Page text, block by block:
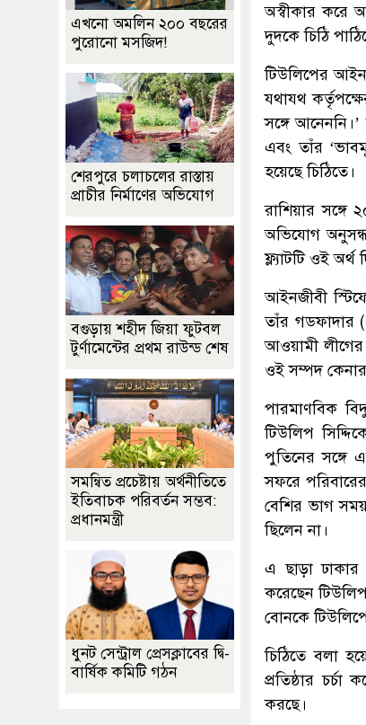
অস্বীকার করে
দুদকে চিঠি
টিউলিপের
যথাযথ
সঙ্গে
এবং তাঁর
হয়েছে চিঠিতে।
রাশিয়ার সঙ্গে
অভিযোগ
ফ্ল্যাটটি ওই অর্থ
আইনজীবী
তাঁর গডফাদার
আওয়ামী লীগের
ওই সম্পদ কেনার
পারমাণবিক
টিউলিপ
পুতিনের সঙ্গে
সফরে
বেশির ভাগ
ছিলেন না।
এ ছাড়া
করেছেন
বোনকে
চিঠিতে বলা
প্রতিষ্ঠার
করছে।
এখনো অমলিন ২০০ বছরের
পুরোনো মসজিদ!
শেরপুরে চলাচলের রাস্তায়
প্রাচীর নির্মাণের অভিযোগ
বগুড়ায় শহীদ জিয়া ফুটবল
টুর্ণামেন্টের প্রথম রাউন্ড শেষ
সমন্বিত প্রচেষ্টায় অর্থনীতিতে
ইতিবাচক পরিবর্তন সম্ভব:
প্রধানমন্ত্রী
ধুনট সেন্ট্রাল প্রেসক্লাবের দ্বি-
বার্ষিক কমিটি গঠন